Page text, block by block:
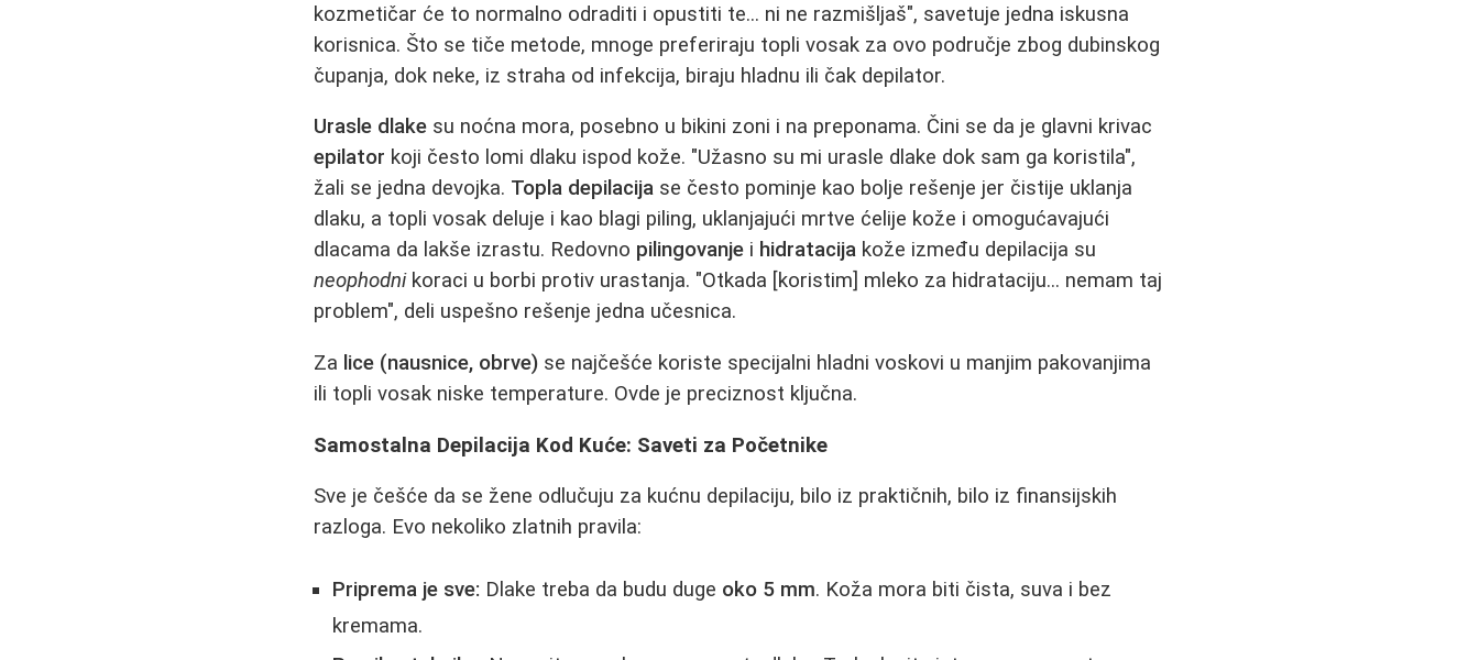
kozmetičar će to normalno odraditi i opustiti te... ni ne razmišljaš", savetuje jedna iskusna
korisnica. Što se tiče metode, mnoge preferiraju topli vosak za ovo područje zbog dubinskog
čupanja, dok neke, iz straha od infekcija, biraju hladnu ili čak depilator.
Urasle dlake su noćna mora, posebno u bikini zoni i na preponama. Čini se da je glavni krivac
epilator koji često lomi dlaku ispod kože. "Užasno su mi urasle dlake dok sam ga koristila",
žali se jedna devojka. Topla depilacija se često pominje kao bolje rešenje jer čistije uklanja
dlaku, a topli vosak deluje i kao blagi piling, uklanjajući mrtve ćelije kože i omogućavajući
dlacama da lakše izrastu. Redovno pilingovanje i hidratacija kože između depilacija su
neophodnikoraci u borbi protiv urastanja. "Otkada [koristim] mleko za hidrataciju... nemam taj
problem", deli uspešno rešenje jedna učesnica.
Za lice (nausnice, obrve) se najčešće koriste specijalni hladni voskovi u manjim pakovanjima
ili topli vosak niske temperature. Ovde je preciznost ključna.
Samostalna Depilacija Kod Kuće: Saveti za Početnike
Sve je češće da se žene odlučuju za kućnu depilaciju, bilo iz praktičnih, bilo iz finansijskih
razloga. Evo nekoliko zlatnih pravila:
Priprema je sve: Dlake treba da budu duge oko 5 mm. Koža mora biti čista, suva i bez
kremama.